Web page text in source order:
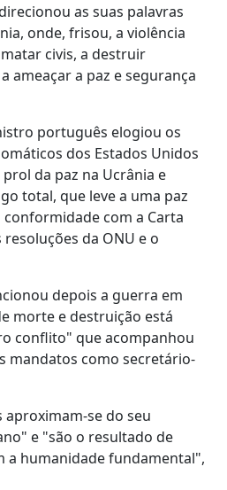
as suas palavras
onde, frisou, a violência
civis, a destruir
ameaçar a paz e segurança
português elogiou os
dos Estados Unidos
da paz na Ucrânia e
total, que leve a uma paz
com a Carta
da ONU e o
depois a guerra em
morte e destruição está
conflito" que acompanhou
mandatos como secretário-
aproximam-se do seu
e "são o resultado de
a humanidade fundamental",